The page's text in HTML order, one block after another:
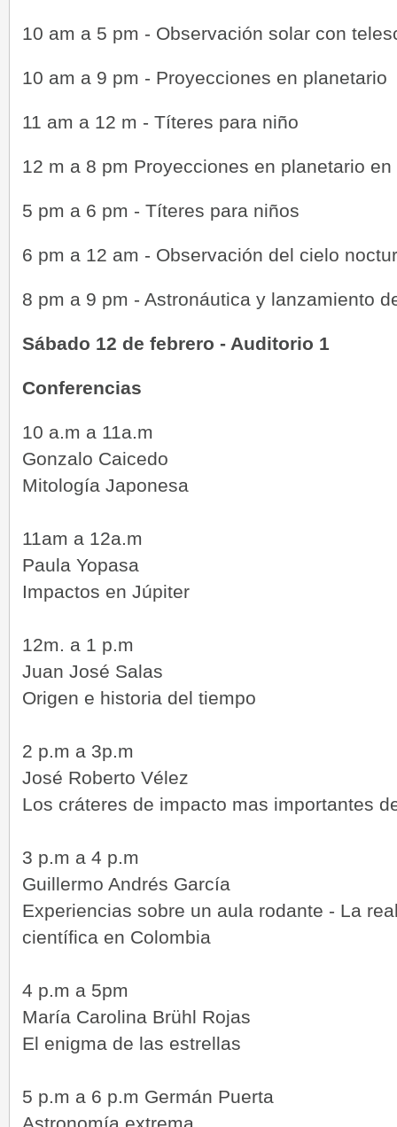
10 am a 5 pm - Observación solar con
10 am a 9 pm - Proyecciones en planetario
11 am a 12 m - Títeres para niño
12 m a 8 pm Proyecciones en planetario
5 pm a 6 pm - Títeres para niños
6 pm a 12 am - Observación del cielo
8 pm a 9 pm - Astronáutica y lanzamiento
Sábado 12 de febrero - Auditorio 1
Conferencias
10 a.m a 11a.m
Gonzalo Caicedo
Mitología Japonesa
11am a 12a.m
Paula Yopasa
Impactos en Júpiter
12m. a 1 p.m
Juan José Salas
Origen e historia del tiempo
2 p.m a 3p.m
José Roberto Vélez
Los cráteres de impacto mas importantes
3 p.m a 4 p.m
Guillermo Andrés García
Experiencias sobre un aula rodante - La
científica en Colombia
4 p.m a 5pm
María Carolina Brühl Rojas
El enigma de las estrellas
5 p.m a 6 p.m Germán Puerta
Astronomía extrema